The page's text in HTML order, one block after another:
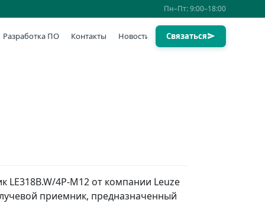
Пн–Пт: 9:00–18:00
Разработка ПО Контакты Новости Связаться
LE318B.W/4P-M12 от компании Leuze
приемник, предназначенный